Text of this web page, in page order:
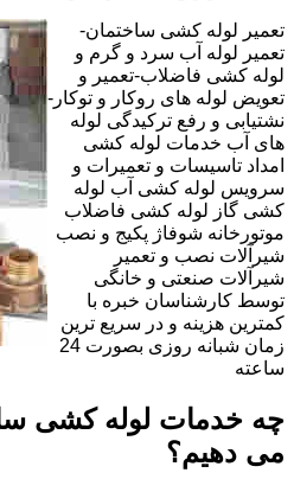
تعمیر لوله کشی ساختمان-
تعمیر لوله آب سرد و گرم و
لوله کشی فاضلاب-تعمیر و
تعویض لوله های روکار و توکار-
نشتیابی و رفع ترکیدگی لوله
های آب خدمات لوله کشی
امداد تاسیسات و تعمیرات و
سرویس لوله کشی آب لوله
کشی گاز لوله کشی فاضلاب
موتورخانه شوفاژ پکیج و نصب
شیرآلات نصب و تعمیر
شیرآلات صنعتی و خانگی
توسط کارشناسان خبره با
کمترین هزینه و در سریع ترین
زمان شبانه روزی بصورت 24
ساعته
چه خدمات لوله کشی
می دهیم؟